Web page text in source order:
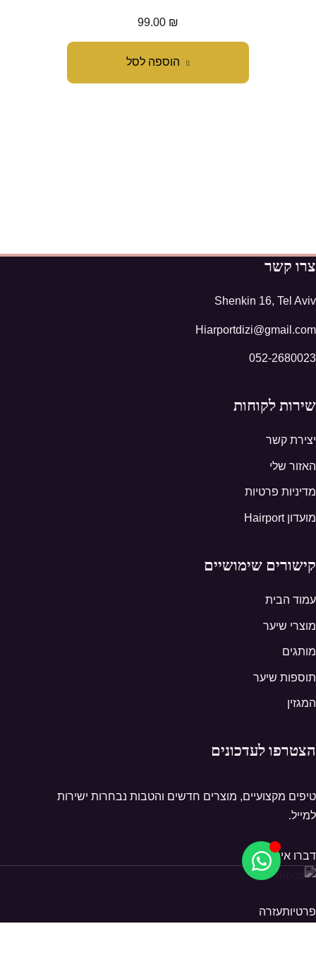
הוספה לסל
99.00 ₪
צרו קשר
Shenkin 16, Tel Aviv
Hiarportdizi@gmail.com
052-2680023
שירות לקוחות
יצירת קשר
האזור שלי
מדיניות פרטיות
מועדון Hairport
קישורים שימושיים
עמוד הבית
מוצרי שיער
מותגים
תוספות שיער
המגזין
הצטרפו לעדכונים
טיפים מקצועיים, מוצרים חדשים והטבות נבחרות ישירות
למייל.
דברו איתנו
פרטיותעזרה